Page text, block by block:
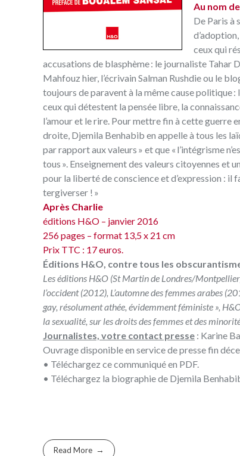
Au nom
De Paris à
ceux qui
accusations de blasphème : le journaliste Tahar
Mahfouz hier, l’écrivain Salman Rushdie ou le
toujours de paravent à la même cause politique
ceux qui détestent la pensée libre, la
l’amour et le rire. Pour mettre fin à cette guerre
droite, Djemila Benhabib en appelle à tous les
par rapport aux valeurs » et que « l’intégrisme
tous ». Enseignement des valeurs citoyennes et
pour la liberté de conscience et d’expression : il
tergiverser ! »
Après Charlie
éditions H&O – janvier 2016
256 pages – format 13,5 x 21 cm
Prix TTC : 17 euros.
Éditions H&O, contre tous les
Les éditions H&O (St Martin de Londres/
l’occident(2012), L’automne des femmes arabes
gay, résolument athée, évidemment féministe »,
la sexualité, sur les droits des femmes et des
Journalistes, votre contact presse : Karine
Ouvrage disponible en service de presse fin
• Téléchargez cecommuniqué en PDF.
• Téléchargez la biographie de Djemila
Read More